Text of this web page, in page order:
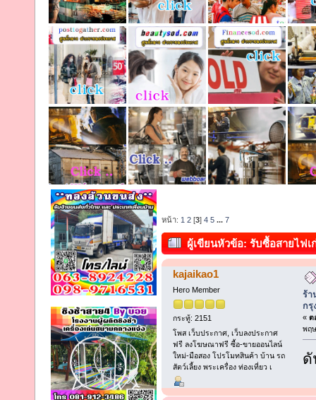
หน้า: 1 2 [3] 4 5 ... 7
ผู้เขียนหัวข้อ: รับซื้อสายไฟเ
กรุงเทพฯ และปริมณฑล (อ่าน
kajaikao1
Hero Member
กระทู้: 2151
โพส เว็บประกาศ, เว็บลงประกาศ
ฟรี ลงโฆษณาฟรี ซื้อ-ขายออนไลน์
ใหม่-มือสอง โปรโมทสินค้า บ้าน รถ
สัตว์เลี้ยง พระเครื่อง ท่องเที่ยว เ
ร้า
กรุ
« ต
พฤ
ดั